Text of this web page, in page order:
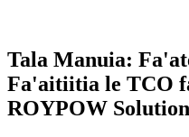
Tala Manuia:
Fa'aitiitia le TCO
ROYPOW